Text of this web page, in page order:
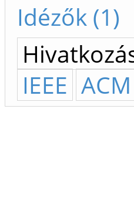
Idézők (1)
IEEE ACM